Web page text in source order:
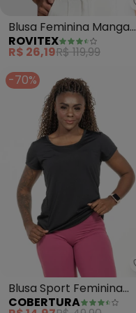
Blusa Feminina Manga
Curta (Preto)
ROVITEX
R$ 26,19R$ 119,99
-70%
Blusa Sport Feminina
(Preto)
COBERTURA